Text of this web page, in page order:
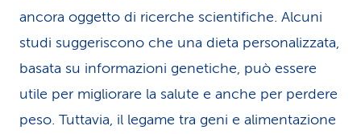
ancora oggetto di ricerche scientifiche. Alcuni
studi suggeriscono che una dieta personalizzata,
basata su informazioni genetiche, può essere
utile per migliorare la salute e anche per perdere
peso. Tuttavia, il legame tra geni e alimentazione